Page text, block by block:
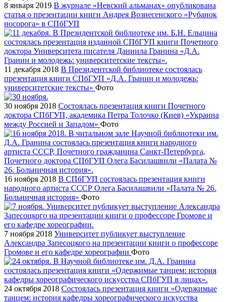
8 января 2019 В журнале «Невский альманах» опубликована
статья о презентации книги Андрея Вознесенского «Рубанок
носорога» в СПбГУП
11 декабря 2018 В Президентской библиотеке состоялась
презентация книги СПбГУП «Д.А. Гранин и молодежь:
университетские тексты» Фото
30 ноября 2018 Состоялась презентация книги Почетного
доктора СПбГУП, академика Петра Толочко (Киев) «Украина
между Россией и Западом» Фото
16 ноября 2018 В СПбГУП состоялась презентация книги
народного артиста СССР Олега Басилашвили «Палата № 26.
Больничная история» Фото
7 ноября 2018 Университет публикует выступление
Александра Запесоцкого на презентации книги о профессоре
Громове и его кафедре хореографии Фото
24 октября 2018 Состоялась презентация книги «Одержимые
танцем: история кафедры хореографического искусства